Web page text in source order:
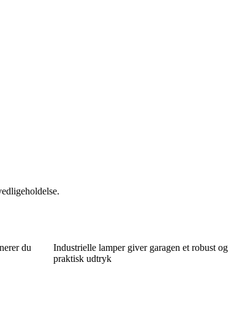
du
Industrielle lamper giver garagen et robust og
praktisk udtryk